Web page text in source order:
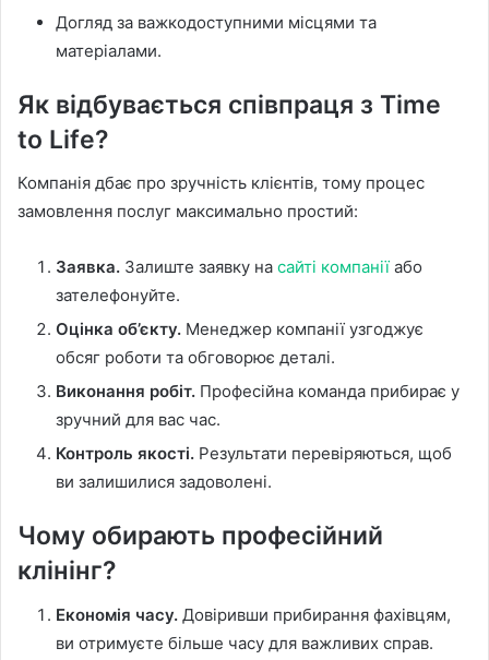
Догляд за важкодоступними місцями та
матеріалами.
Як відбувається співпраця з Time
to Life?
Компанія дбає про зручність клієнтів, тому процес
замовлення послуг максимально простий:
Заявка. Залиште заявку на сайті компанії або
зателефонуйте.
Оцінка об’єкту. Менеджер компанії узгоджує
обсяг роботи та обговорює деталі.
Виконання робіт. Професійна команда прибирає у
зручний для вас час.
Контроль якості. Результати перевіряються, щоб
ви залишилися задоволені.
Чому обирають професійний
клінінг?
Економія часу. Довіривши прибирання фахівцям,
ви отримуєте більше часу для важливих справ.